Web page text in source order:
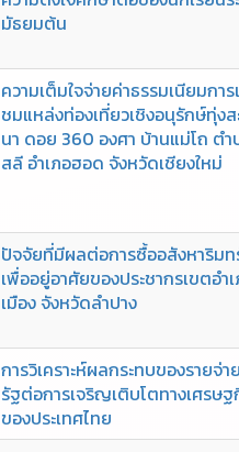
มัธยมต้น
ความเต็มใจจ่ายค่าธรรมเนียมการ
ชมแหล่งท่องเที่ยวเชิงอนุรักษ์ทุ่งส
นา ดอย 360 องศา บ้านแม่โถ ต
สลี อำเภอฮอด จังหวัดเชียงใหม่
ปัจจัยที่มีผลต่อการซื้ออสังหาริม
เพื่ออยู่อาศัยของประชากรเขตอำ
เมือง จังหวัดลำปาง
การวิเคราะห์ผลกระทบของรายจ่า
รัฐต่อการเจริญเติบโตทางเศรษ
ของประเทศไทย